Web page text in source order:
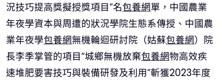
況技巧提高獎擬授獎項目”名包養網單，中國農業
年夜學資本與周遭的狀況學院生態系傳授、中國農
業年夜學包養網無機輪迴研討院（姑蘇包養網）院
長李季掌管的項目“城鄉無機放棄包養網物高效疾
速堆肥要害技巧與裝備研發及利用”斬獲2023年度